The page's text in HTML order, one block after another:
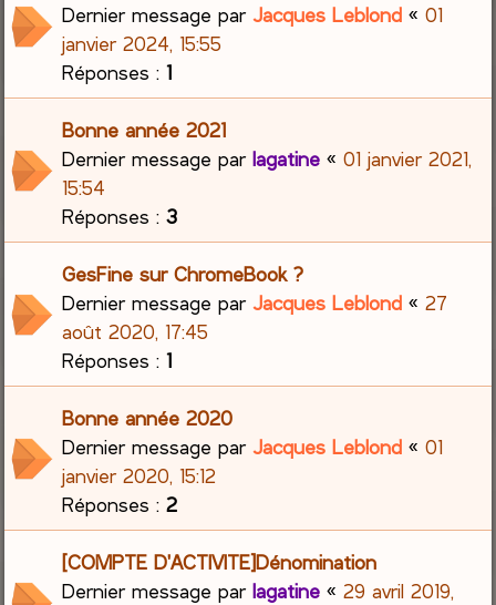
Dernier message parJacques Leblond «01
janvier 2024, 15:55
Réponses :1
Bonne année 2021
Dernier message parlagatine «01 janvier 2021,
15:54
Réponses :3
GesFine sur ChromeBook ?
Dernier message parJacques Leblond «27
août 2020, 17:45
Réponses :1
Bonne année 2020
Dernier message parJacques Leblond «01
janvier 2020, 15:12
Réponses :2
[COMPTE D'ACTIVITE]Dénomination
Dernier message parlagatine «29 avril 2019,